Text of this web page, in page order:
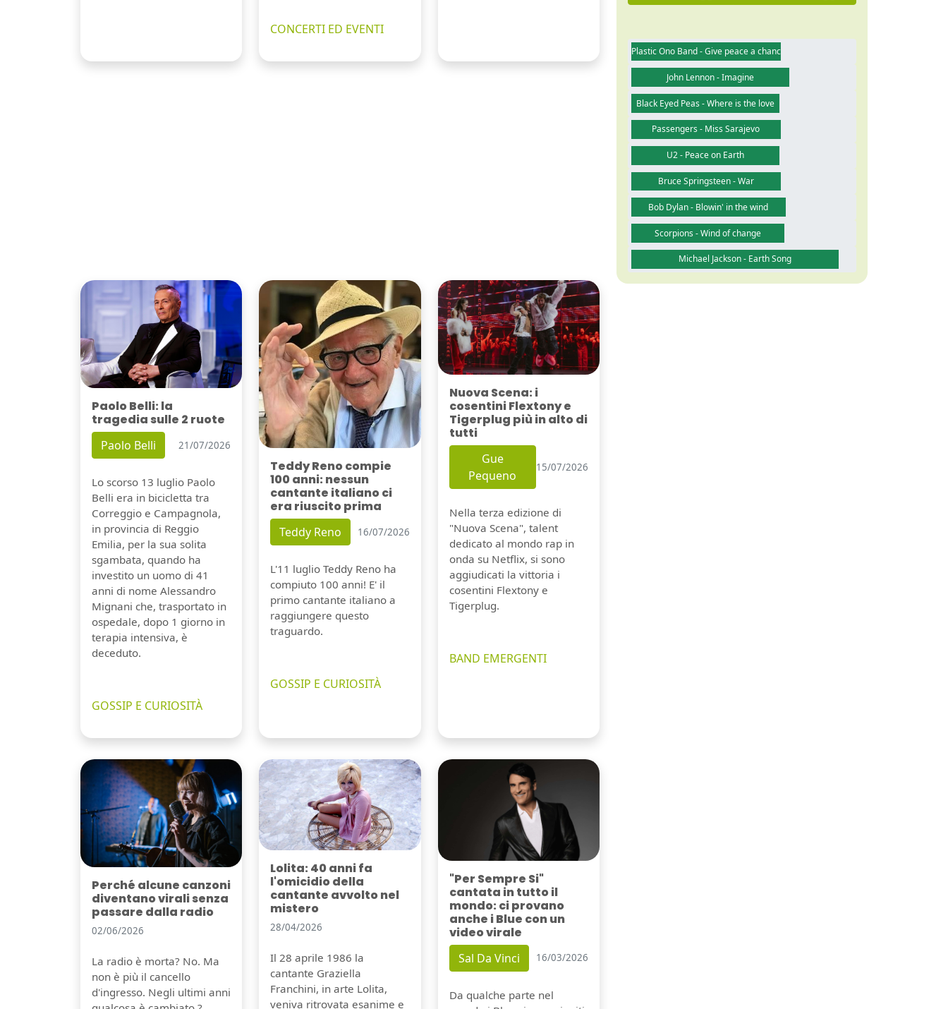
CONCERTI ED EVENTI
Paolo Belli: la
tragedia sulle 2 ruote
Paolo Belli 21/07/2026
Lo scorso 13 luglio Paolo
Belli era in bicicletta tra
Correggio e Campagnola,
in provincia di Reggio
Emilia, per la sua solita
sgambata, quando ha
investito un uomo di 41
anni di nome Alessandro
Mignani che, trasportato in
ospedale, dopo 1 giorno in
terapia intensiva, è
deceduto.
GOSSIP E CURIOSITÀ
Teddy Reno compie
100 anni: nessun
cantante italiano ci
era riuscito prima
Teddy Reno 16/07/2026
L'11 luglio Teddy Reno ha
compiuto 100 anni! E' il
primo cantante italiano a
raggiungere questo
traguardo.
GOSSIP E CURIOSITÀ
Nuova Scena: i
cosentini Flextony e
Tigerplug più in alto di
tutti
Gue
Pequeno
15/07/2026
Nella terza edizione di
"Nuova Scena", talent
dedicato al mondo rap in
onda su Netflix, si sono
aggiudicati la vittoria i
cosentini Flextony e
Tigerplug.
BAND EMERGENTI
Perché alcune canzoni
diventano virali senza
passare dalla radio
02/06/2026
La radio è morta? No. Ma
non è più il cancello
d'ingresso. Negli ultimi anni
Lolita: 40 anni fa
l'omicidio della
cantante avvolto nel
mistero
28/04/2026
Il 28 aprile 1986 la
cantante Graziella
Franchini, in arte Lolita,
veniva ritrovata esanime e
"Per Sempre Si"
cantata in tutto il
mondo: ci provano
anche i Blue con un
video virale
Sal Da Vinci 16/03/2026
Da qualche parte nel
Plastic Ono Band - Give peace a chance
John Lennon - Imagine
Black Eyed Peas - Where is the love
Passengers - Miss Sarajevo
U2 - Peace on Earth
Bruce Springsteen - War
Bob Dylan - Blowin' in the wind
Scorpions - Wind of change
Michael Jackson - Earth Song